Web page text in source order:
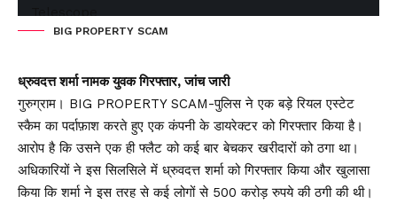
BIG PROPERTY SCAM
ध्रुवदत्त शर्मा नामक युवक गिरफ्तार, जांच जारी
गुरुग्राम। BIG PROPERTY SCAM-पुलिस ने एक बड़े रियल एस्टेट
स्कैम का पर्दाफ़ाश करते हुए एक कंपनी के डायरेक्टर को गिरफ्तार किया है।
आरोप है कि उसने एक ही फ्लैट को कई बार बेचकर खरीदारों को ठगा था।
अधिकारियों ने इस सिलसिले में ध्रुवदत्त शर्मा को गिरफ्तार किया और खुलासा
किया कि शर्मा ने इस तरह से कई लोगों से 500 करोड़ रुपये की ठगी की थी।